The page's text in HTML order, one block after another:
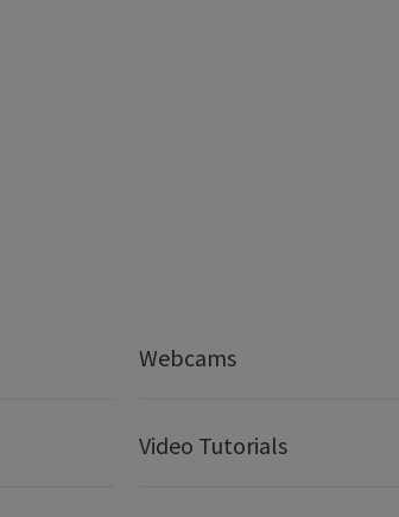
Webcams
Video Tutorials